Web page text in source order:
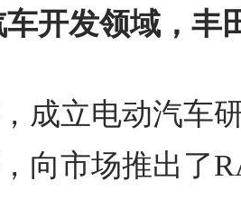
发领域，丰田
立电动汽车
市场推出了